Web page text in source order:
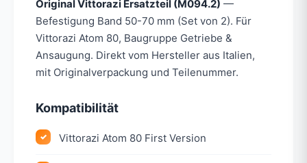
Original Vittorazi Ersatzteil (M094.2) —
Befestigung Band 50-70 mm (Set von 2). Für
Vittorazi Atom 80, Baugruppe Getriebe &
Ansaugung. Direkt vom Hersteller aus Italien,
mit Originalverpackung und Teilenummer.
Kompatibilität
Vittorazi Atom 80 First Version